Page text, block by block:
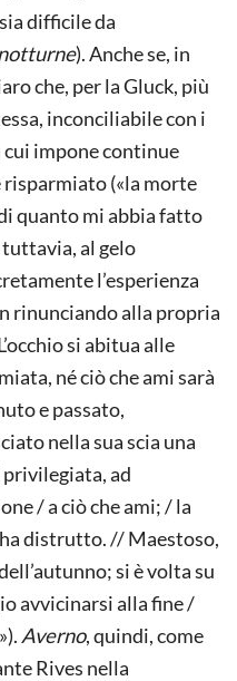
difficile da
). Anche se, in
che, per la Gluck, più
inconciliabile con i
cui impone continue
risparmiato («la morte
quanto mi abbia fatto
tuttavia, al gelo
l’esperienza
rinunciando alla propria
si abitua alle
né ciò che ami sarà
e passato,
nella sua scia una
ad
/ a ciò che ami; / la
distrutto. // Maestoso,
si è volta su
avvicinarsi alla fine /
Averno, quindi, come
Rives nella